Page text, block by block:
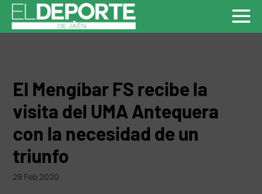
El Mengíbar FS recibe la
visita del UMA Antequera
con la necesidad de un
triunfo
28 Feb 2020